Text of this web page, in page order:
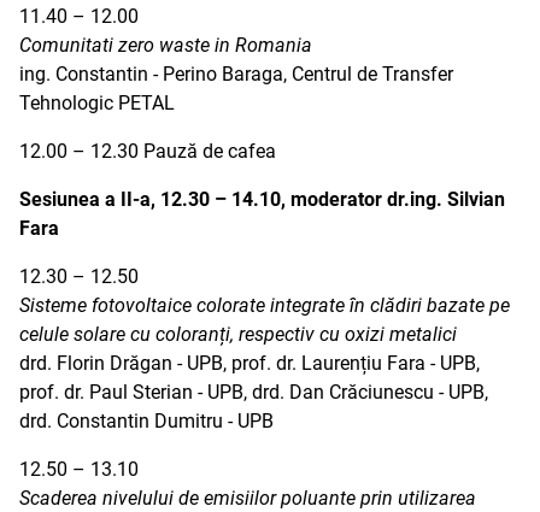
11.40 – 12.00
Comunitati zero waste in Romania
ing. Constantin - Perino Baraga, Centrul de Transfer
Tehnologic PETAL
12.00 – 12.30 Pauză de cafea
Sesiunea a II-a, 12.30 – 14.10, moderator dr.ing. Silvian
Fara
12.30 – 12.50
Sisteme fotovoltaice colorate integrate în clădiri bazate pe
celule solare cu coloranți, respectiv cu oxizi metalici
drd. Florin Drăgan - UPB, prof. dr. Laurențiu Fara - UPB,
prof. dr. Paul Sterian - UPB, drd. Dan Crăciunescu - UPB,
drd. Constantin Dumitru - UPB
12.50 – 13.10
Scaderea nivelului de emisiilor poluante prin utilizarea